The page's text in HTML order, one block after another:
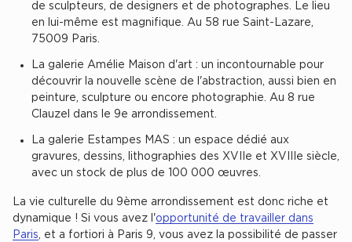
Cas Clients
de sculpteurs, de designers et de photographes. Le lieu
en lui-même est magnifique. Au 58 rue Saint-Lazare,
75009 Paris.
La galerie Amélie Maison d'art : un incontournable pour
découvrir la nouvelle scène de l'abstraction, aussi bien en
peinture, sculpture ou encore photographie. Au 8 rue
Clauzel dans le 9e arrondissement.
La galerie Estampes MAS : un espace dédié aux
gravures, dessins, lithographies des XVIIe et XVIIIe siècle,
avec un stock de plus de 100 000 œuvres.
La vie culturelle du 9ème arrondissement est donc riche et
dynamique ! Si vous avez l'opportunité de travailler dans
Paris, et a fortiori à Paris 9, vous avez la possibilité de passer